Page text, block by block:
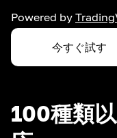
Powered by
今すぐ試す
100種類